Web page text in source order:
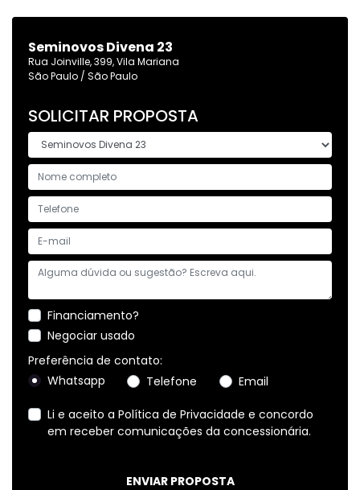
Seminovos Divena 23
Rua Joinville, 399, Vila Mariana
São Paulo / São Paulo
SOLICITAR PROPOSTA
Financiamento?
Negociar usado
Preferência de contato:
Whatsapp
Telefone Email
Li e aceito a Política de Privacidade e concordo
em receber comunicações da concessionária.
ENVIAR PROPOSTA